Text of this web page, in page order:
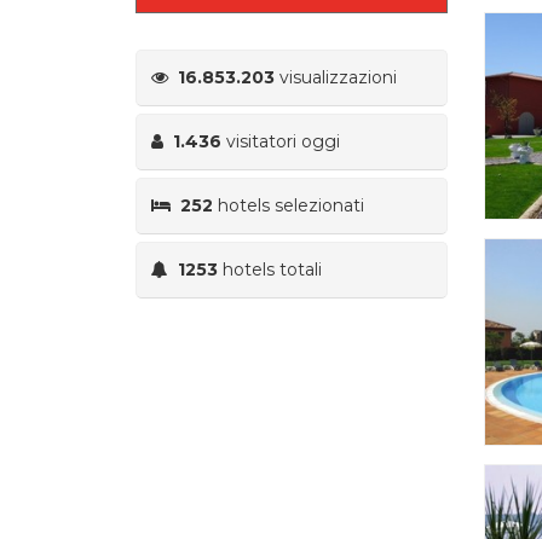
16.853.203 visualizzazioni
1.436 visitatori oggi
252 hotels selezionati
1253 hotels totali